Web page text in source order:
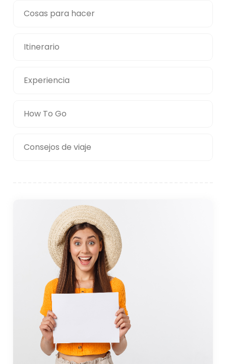
Cosas para hacer
Itinerario
Experiencia
How To Go
Consejos de viaje